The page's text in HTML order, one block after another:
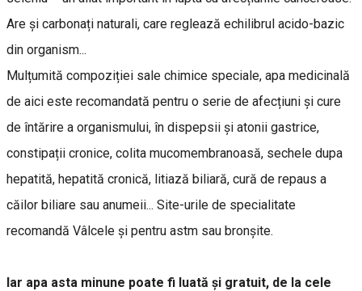
Are și carbonați naturali, care reglează echilibrul acido-bazic
din organism...
Mulțumită compoziției sale chimice speciale, apa medicinală
de aici este recomandată pentru o serie de afecțiuni și cure
de întărire a organismului, în dispepsii și atonii gastrice,
constipații cronice, colita mucomembranoasă, sechele dupa
hepatită, hepatită cronică, litiază biliară, cură de repaus a
căilor biliare sau anumeii... Site-urile de specialitate
recomandă Vâlcele și pentru astm sau bronșite.
Iar apa asta minune poate fi luată și gratuit, de la cele